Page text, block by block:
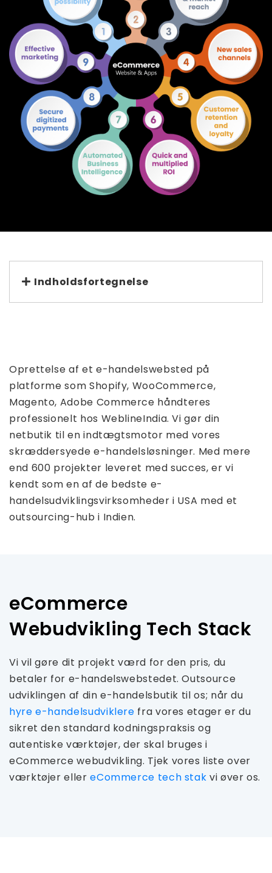
Indholdsfortegnelse
Oprettelse af et e-handelswebsted på
platforme som Shopify, WooCommerce,
Magento, Adobe Commerce håndteres
professionelt hos WeblineIndia. Vi gør din
netbutik til en indtægtsmotor med vores
skræddersyede e-handelsløsninger. Med mere
end 600 projekter leveret med succes, er vi
kendt som en af ​​de bedste e-
handelsudviklingsvirksomheder i USA med et
outsourcing-hub i Indien.
eCommerce
Webudvikling Tech Stack
Vi vil gøre dit projekt værd for den pris, du
betaler for e-handelswebstedet. Outsource
udviklingen af ​​din e-handelsbutik til os; når du
hyre e-handelsudviklere fra vores etager er du
sikret den standard kodningspraksis og
autentiske værktøjer, der skal bruges i
eCommerce webudvikling. Tjek vores liste over
værktøjer ellereCommerce tech stakvi øver os.